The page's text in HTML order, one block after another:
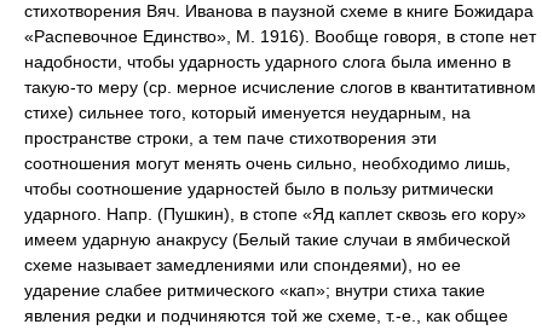
стихотворения Вяч. Иванова в паузной схеме в книге Божидара
«Распевочное Единство», М. 1916). Вообще говоря, в стопе нет
надобности, чтобы ударность ударного слога была именно в
такую-то меру (ср. мерное исчисление слогов в квантитативном
стихе) сильнее того, который именуется неударным, на
пространстве строки, а тем паче стихотворения эти
соотношения могут менять очень сильно, необходимо лишь,
чтобы соотношение ударностей было в пользу ритмически
ударного. Напр. (Пушкин), в стопе «Яд каплет сквозь его кору»
имеем ударную анакрусу (Белый такие случаи в ямбической
схеме называет замедлениями или спондеями), но ее
ударение слабее ритмического «кап»; внутри стиха такие
явления редки и подчиняются той же схеме, т.-е., как общее